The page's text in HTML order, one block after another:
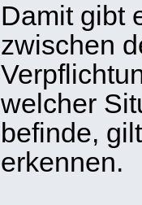
Damit gibt
zwischen
welcher
befinde,
erkennen.